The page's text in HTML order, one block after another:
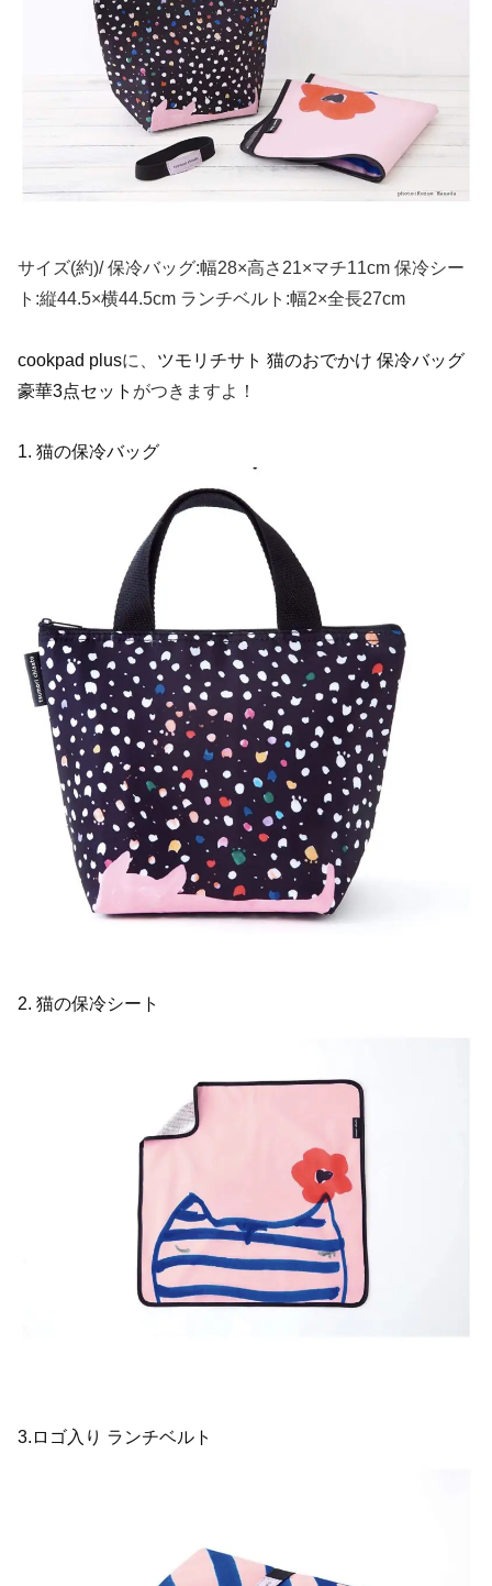
サイズ(約)/ 保冷バッグ:幅28×高さ21×マチ11cm 保冷シー
ト:縦44.5×横44.5cm ランチベルト:幅2×全長27cm
cookpad plusに、 ツモリチサト 猫のおでかけ 保冷バッグ
豪華3点セット がつきますよ！
1. 猫の保冷バッグ
2. 猫の保冷シート
3.ロゴ入り ランチベルト